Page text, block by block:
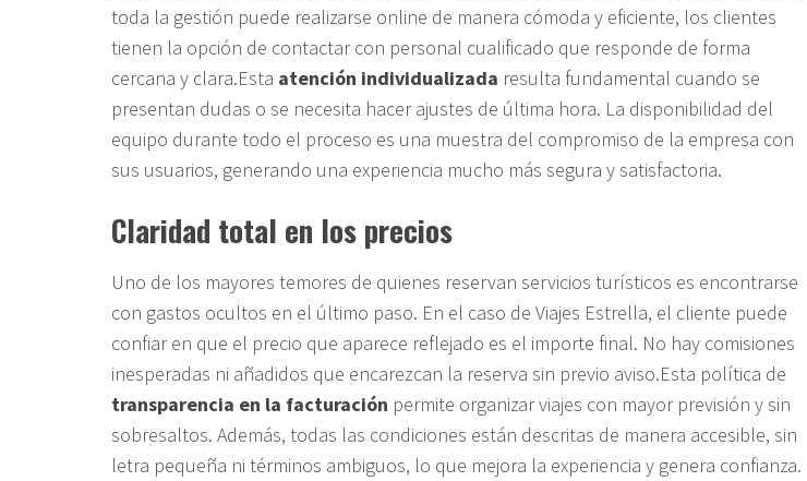
toda la gestión puede realizarse online de manera cómoda y eficiente, los clientes
tienen la opción de contactar con personal cualificado que responde de forma
cercana y clara.Esta atención individualizada resulta fundamental cuando se
presentan dudas o se necesita hacer ajustes de última hora. La disponibilidad del
equipo durante todo el proceso es una muestra del compromiso de la empresa con
sus usuarios, generando una experiencia mucho más segura y satisfactoria.
Claridad total en los precios
Uno de los mayores temores de quienes reservan servicios turísticos es encontrarse
con gastos ocultos en el último paso. En el caso de Viajes Estrella, el cliente puede
confiar en que el precio que aparece reflejado es el importe final. No hay comisiones
inesperadas ni añadidos que encarezcan la reserva sin previo aviso.Esta política de
transparencia en la facturación permite organizar viajes con mayor previsión y sin
sobresaltos. Además, todas las condiciones están descritas de manera accesible, sin
letra pequeña ni términos ambiguos, lo que mejora la experiencia y genera confianza.